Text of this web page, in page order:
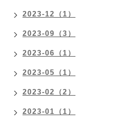
2023-12（1）
2023-09（3）
2023-06（1）
2023-05（1）
2023-02（2）
2023-01（1）